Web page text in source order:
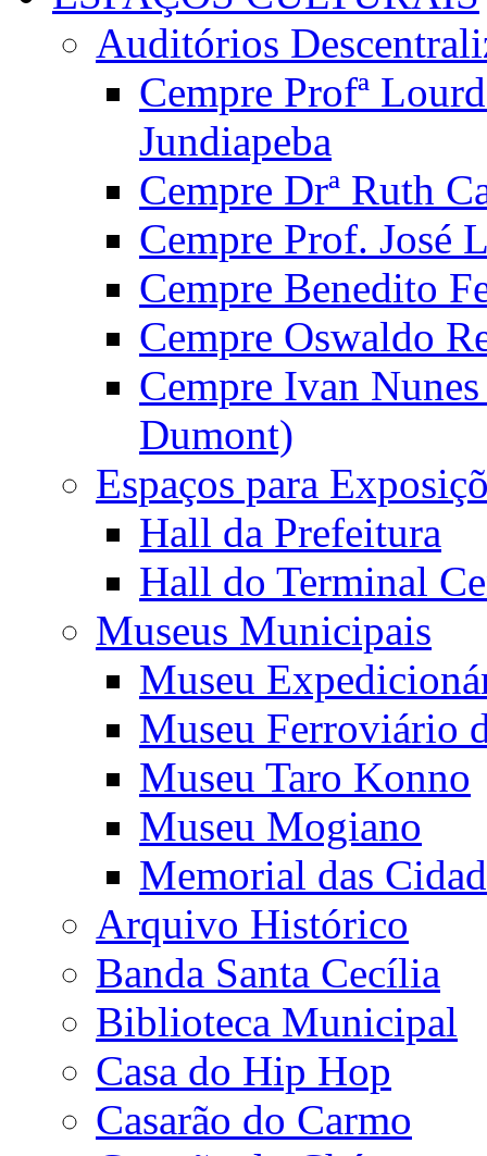
Auditórios
Cempre Profª
Jundiapeba
Cempre Drª Ruth
Cempre Prof. José
Cempre Benedito
Cempre Oswaldo
Cempre Ivan
Dumont)
Espaços para
Hall da Prefeitura
Hall do Terminal
Museus Municipais
Museu
Museu Ferroviário
Museu Taro Konno
Museu Mogiano
Memorial das
Arquivo Histórico
Banda Santa Cecília
Biblioteca Municipal
Casa do Hip Hop
Casarão do Carmo